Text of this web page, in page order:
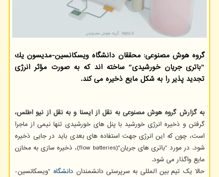
گروه هوش مصنوعی: محققان دانشگاه ویسكانسین-مدیسون یك
ˮباتری جریان خورشیدیˮ ساخته اند كه به صورت مؤثر انرژی
تجدید پذیر را به شكل مایع ذخیره می كند.
به گزارش گروه هوش مصنوعی به نقل از ایسنا و به نقل از نیو اطلس،
گرفتن و ذخیره انرژی خورشید با پنل های خورشیدی تنها نیمی از ماجرا
است، چون که این انرژی جهت استفاده های بعدی باید در جایی ذخیره
شود. در مورد "باتری های جریان"(flow batteries)، ذخیره سازی به مخازن
مایع واگذار می شود.
حالا یک تیم بین المللی به سرپرستی دانشمندان دانشگاه "ویسکانسین-